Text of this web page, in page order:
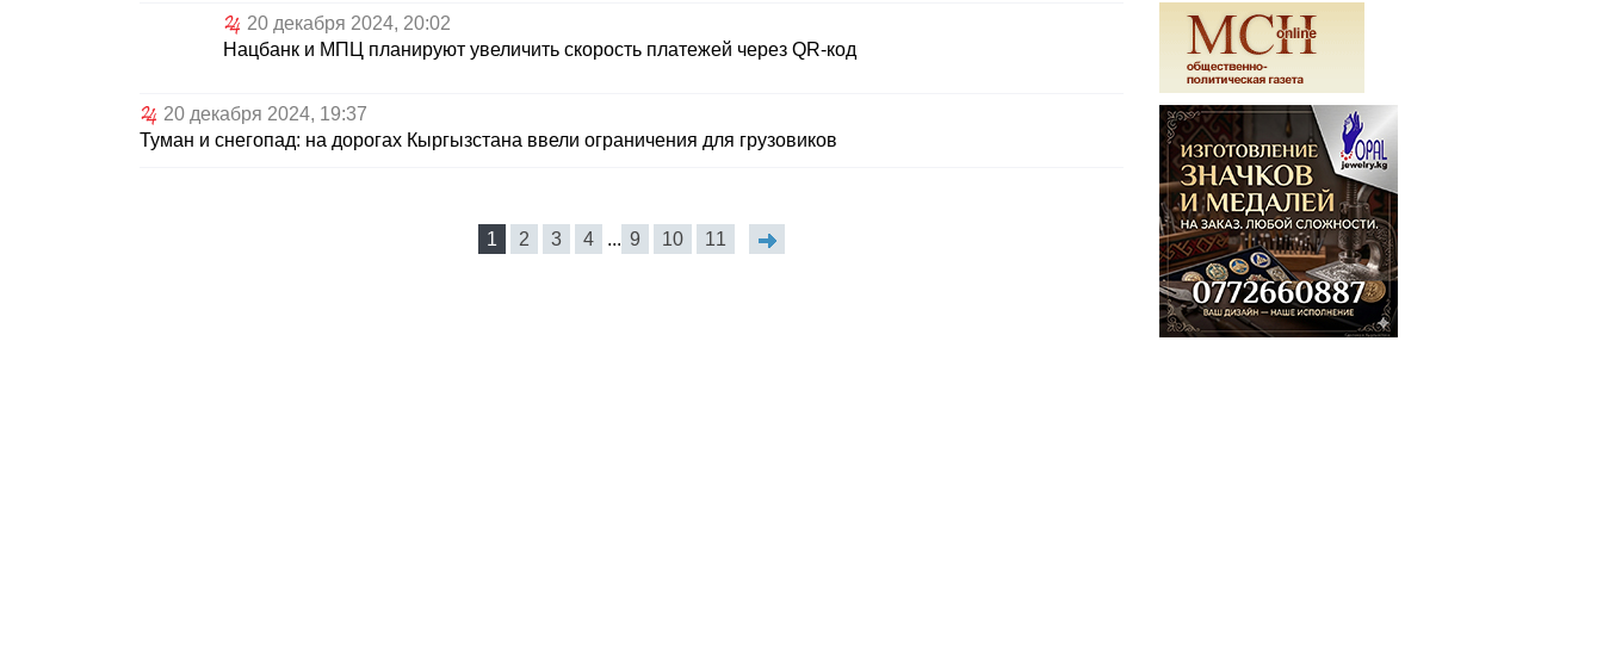
20 декабря 2024, 20:02
Нацбанк и МПЦ планируют увеличить скорость платежей через QR-код
20 декабря 2024, 19:37
Туман и снегопад: на дорогах Кыргызстана ввели ограничения для грузовиков
1 2 3 4 ... 9 10 11